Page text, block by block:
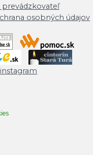
prevádzkovateľ
osobných údajov
instagram